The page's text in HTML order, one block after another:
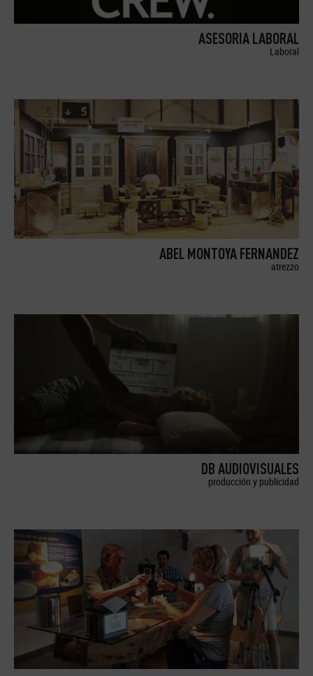
ASESORIA LABORAL
Laboral
ABEL MONTOYA FERNANDEZ
atrezzo
DB AUDIOVISUALES
producción y publicidad